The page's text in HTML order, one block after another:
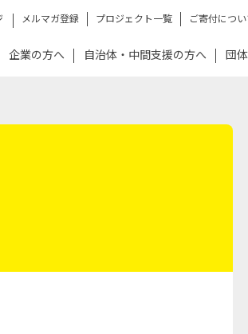
メルマガ登録 プロジェクト一覧 ご寄付につ
企業の方へ 自治体・中間支援の方へ 団